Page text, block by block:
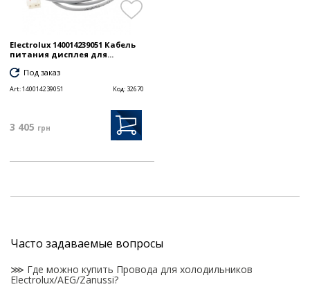
Electrolux 140014239051 Кабель
питания дисплея для...
Под заказ
Art:140014239051 Код: 32670
3 405 грн
Часто задаваемые вопросы
⋙ Где можно купить Провода для холодильников
Electrolux/AEG/Zanussi?